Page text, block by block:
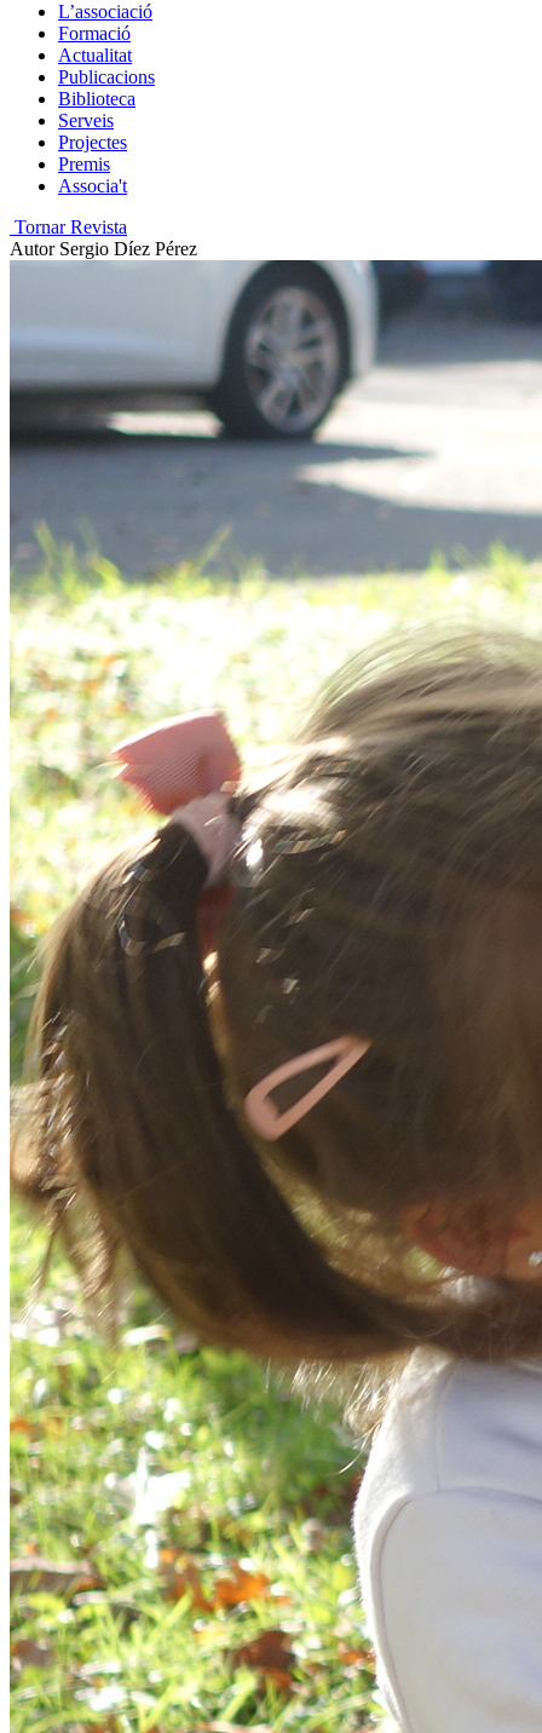
L’associació
Formació
Actualitat
Publicacions
Biblioteca
Serveis
Projectes
Premis
Associa't
Tornar Revista
Autor Sergio Díez Pérez